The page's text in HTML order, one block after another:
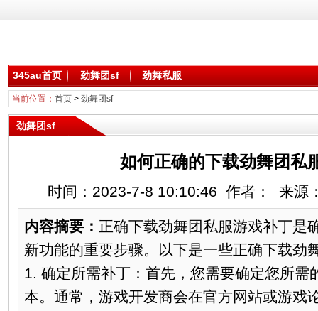
345au首页 劲舞团sf 劲舞私服
当前位置： 首页> 劲舞团sf
劲舞团sf
如何正确的下载劲舞团私
时间：2023-7-8 10:10:46 作者： 来源
内容摘要： 正确下载劲舞团私服游戏补丁是
新功能的重要步骤。以下是一些正确下载劲
1. 确定所需补丁：首先，您需要确定您所需
本。通常，游戏开发商会在官方网站或游戏